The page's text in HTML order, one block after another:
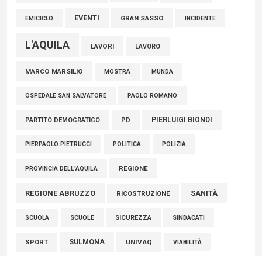
EMICICLO EVENTI GRAN SASSO INCIDENTE
L'AQUILA LAVORI LAVORO
MARCO MARSILIO MOSTRA MUNDA
OSPEDALE SAN SALVATORE PAOLO ROMANO
PARTITO DEMOCRATICO PD PIERLUIGI BIONDI
PIERPAOLO PIETRUCCI POLITICA POLIZIA
PROVINCIA DELL'AQUILA REGIONE
REGIONE ABRUZZO RICOSTRUZIONE SANITÀ
SCUOLA SCUOLE SICUREZZA SINDACATI
SPORT SULMONA UNIVAQ VIABILITÀ